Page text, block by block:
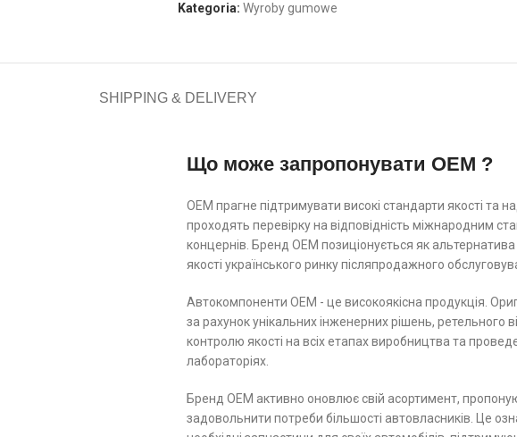
Kategoria: Wyroby gumowe
SHIPPING & DELIVERY
Що може запропонувати OEM ?
ОЕМ прагне підтримувати високі стандарти якості та
проходять перевірку на відповідність міжнародним
концернів. Бренд ОЕМ позиціонується як альтернатива
якості українського ринку післяпродажного
Автокомпоненти ОЕМ - це високоякісна продукція.
за рахунок унікальних інженерних рішень, ретельного
контролю якості на всіх етапах виробництва та
лабораторіях.
Бренд ОЕМ активно оновлює свій асортимент,
задовольнити потреби більшості автовласників. Це